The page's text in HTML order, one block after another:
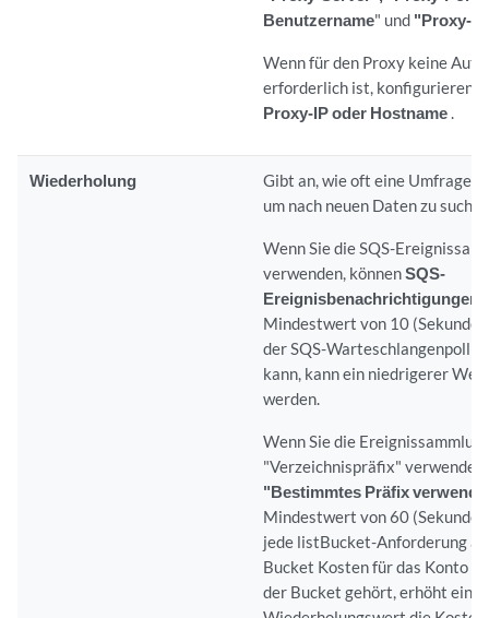
Benutzername" und "Proxy-
Wenn für den Proxy keine
erforderlich ist, konfigurieren
Proxy-IP oder Hostname.
Wiederholung
Gibt an, wie oft eine Umfrage
um nach neuen Daten zu
Wenn Sie die SQS-
verwenden, könnenSQS-
Ereignisbenachrichtigungen
Mindestwert von 10
der SQS-Warteschlangenpoll
kann, kann ein niedrigerer
werden.
Wenn Sie die
"Verzeichnispräfix"
"Bestimmtes Präfix
Mindestwert von 60
jede listBucket-Anforderung an
Bucket Kosten für das Konto
der Bucket gehört, erhöht ein